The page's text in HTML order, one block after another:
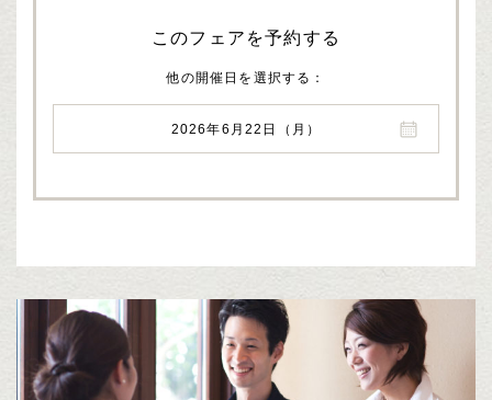
このフェアを予約する
他の開催日を選択する
2026年6月22日（月）